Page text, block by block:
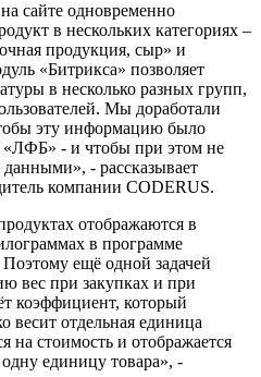
сайте одновременно
в нескольких категориях –
продукция, сыр» и
«Битрикса» позволяет
в несколько разных групп,
Мы доработали
эту информацию было
«ЛФБ» - и чтобы при этом не
- рассказывает
компании CODERUS.
отображаются в
в программе
ещё одной задачей
вес при закупках и при
коэффициент, который
весит отдельная единица
на стоимость и отображается
единицу товара», -